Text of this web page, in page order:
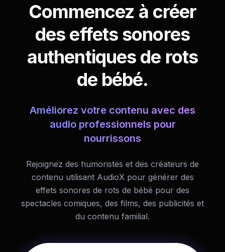
Commencez à créer
des effets sonores
authentiques de rots
de bébé.
Améliorez votre contenu avec des
audio professionnels pour
nourrissons
Rejoignez des humoristes et des créateurs de
contenu utilisant AudioX pour générer des
effets sonores de rots de bébé pour des
spectacles comiques, des films, des publicités et
du contenu familial.